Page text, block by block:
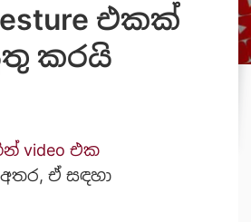
එකක්
කරයි
video එක
ඒ සඳහා